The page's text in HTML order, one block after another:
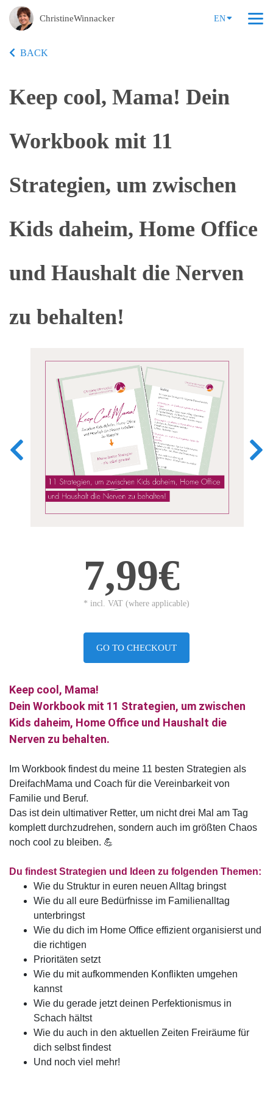
ChristineWinnacker EN
BACK
Keep cool, Mama! Dein
Workbook mit 11
Strategien, um zwischen
Kids daheim, Home Office
und Haushalt die Nerven
zu behalten!
7,99€
* incl. VAT (where applicable)
GO TO CHECKOUT
Keep cool, Mama!
Dein Workbook mit 11 Strategien, um zwischen
Kids daheim, Home Office und Haushalt die
Nerven zu behalten.
Im Workbook findest du meine 11 besten Strategien als
DreifachMama und Coach für die Vereinbarkeit von
Familie und Beruf.
Das ist dein ultimativer Retter, um nicht drei Mal am Tag
komplett durchzudrehen, sondern auch im größten Chaos
noch cool zu bleiben. 💪
Du findest Strategien und Ideen zu folgenden Themen:
Wie du Struktur in euren neuen Alltag bringst
Wie du all eure Bedürfnisse im Familienalltag
unterbringst
Wie du dich im Home Office effizient organisierst und
die richtigen
Prioritäten setzt
Wie du mit aufkommenden Konflikten umgehen
kannst
Wie du gerade jetzt deinen Perfektionismus in
Schach hältst
Wie du auch in den aktuellen Zeiten Freiräume für
dich selbst findest
Und noch viel mehr!